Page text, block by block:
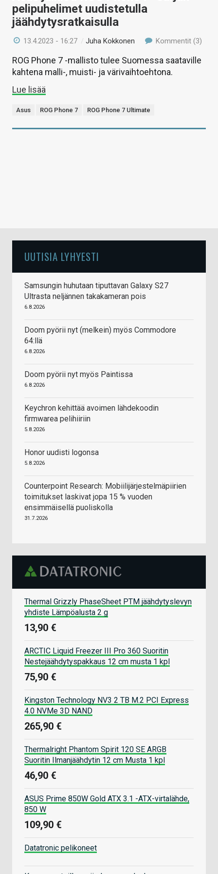
pelipuhelimet uudistetulla
jäähdytysratkaisulla
13.4.2023 - 16:27 /Juha Kokkonen Kommentit (3)
ROG Phone 7 -mallisto tulee Suomessa saataville
kahtena malli-, muisti- ja värivaihtoehtona.
Lue lisää
Asus ROG Phone 7 ROG Phone 7 Ultimate
UUTISIA LYHYESTI
Samsungin huhutaan tiputtavan Galaxy S27
Ultrasta neljännen takakameran pois
6.8.2026
Doom pyörii nyt (melkein) myös Commodore
64:llä
6.8.2026
Doom pyörii nyt myös Paintissa
6.8.2026
Keychron kehittää avoimen lähdekoodin
firmwarea pelihiiriin
5.8.2026
Honor uudisti logonsa
5.8.2026
Counterpoint Research: Mobiilijärjestelmäpiirien
toimitukset laskivat jopa 15 % vuoden
ensimmäisellä puoliskolla
31.7.2026
Thermal Grizzly PhaseSheet PTM jäähdytyslevyn
yhdiste Lämpöalusta 2 g
13,90 €
ARCTIC Liquid Freezer III Pro 360 Suoritin
Nestejäähdytyspakkaus 12 cm musta 1 kpl
75,90 €
Kingston Technology NV3 2 TB M.2 PCI Express
4.0 NVMe 3D NAND
265,90 €
Thermalright Phantom Spirit 120 SE ARGB
Suoritin Ilmanjäähdytin 12 cm Musta 1 kpl
46,90 €
ASUS Prime 850W Gold ATX 3.1 -ATX-virtalähde,
850 W
109,90 €
Datatronic pelikoneet